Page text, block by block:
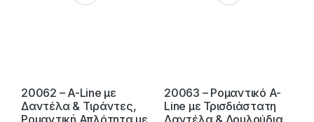
20062 – A-Line με
Δαντέλα & Τιράντες,
20063 – Ρομαντικό A-
Line με Τρισδιάστατη